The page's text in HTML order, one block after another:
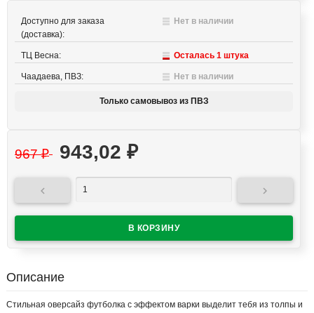
Доступно для заказа
(доставка):
Нет в наличии
ТЦ Весна: Осталась 1 штука
Чаадаева, ПВЗ: Нет в наличии
Только самовывоз из ПВЗ
967₽ 943,02 ₽
 
Описание
Стильная оверсайз футболка с эффектом варки выделит тебя из толпы и